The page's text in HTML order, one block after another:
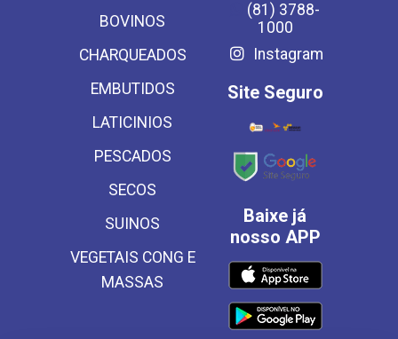
BOVINOS
CHARQUEADOS
EMBUTIDOS
LATICINIOS
PESCADOS
SECOS
SUINOS
VEGETAIS CONG E
MASSAS
(81) 3788-
1000
Instagram
Site Seguro
Baixe já
nosso APP